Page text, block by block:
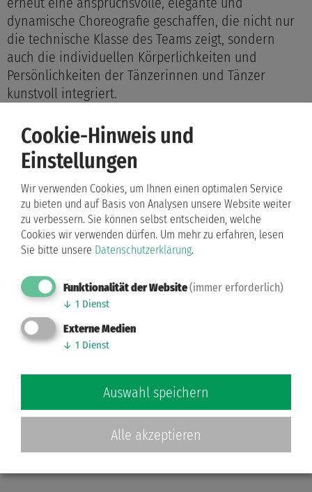
dynamische Choreografie geschaffen, die nicht nur
die technische Klasse des Teams zeigt, sondern
auch die individuellen Körperlichkeiten und
Persönlichkeiten der Tänzerinnen und Tänzer
kunstvoll integriert.
Die Wertung von 35,83 schoss direkt nach oben – ein
erstes Zeichen dessen, was wir alle im Bauch schon
fühlten: Heute geht der Titel nach Bremen. Aber wir
warteten ab, voller gespannter Freude, während
auch die anderen Finalteams ihre Programme
präsentierten.
Cookie-Hinweis und
Einstellungen
Wir verwenden Cookies, um Ihnen einen optimalen Service
zu bieten und auf Basis von Analysen unsere Website weiter
zu verbessern. Sie können selbst entscheiden, welche
Cookies wir verwenden dürfen. Um mehr zu erfahren, lesen
Sie bitte unsere Datenschutzerklärung.
Funktionalität der Website(immer erforderlich)
↓ 1 Dienst
Externe Medien
↓ 1 Dienst
Auswahl speichern
Alle akzeptieren